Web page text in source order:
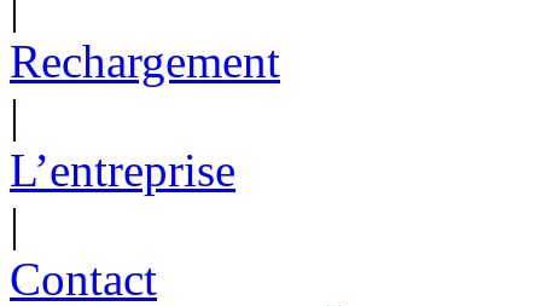
Rechargement
|
L’entreprise
|
Contact